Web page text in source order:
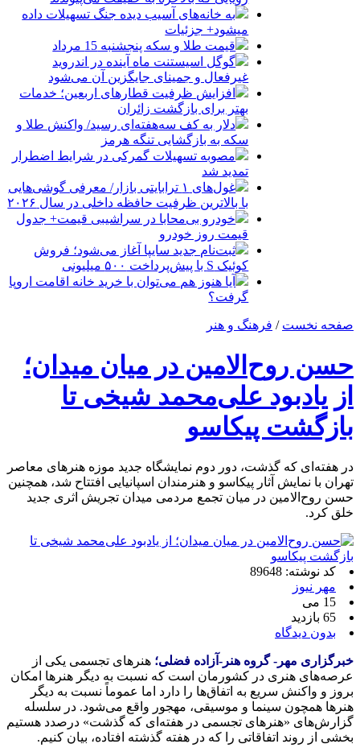
به خانه‌های آسیب دیده جنگ تسهیلات داده
میشود+ جزئیات
قیمت طلا و سکه پنجشنبه 15 مرداد
گوگل اسیستنت ماه آینده در اندروید
غیرفعال و جمینای جایگزین آن می‌شود
افزایش ظرفیت قطارهای اربعین؛ خدمات
بهتر برای بازگشت زائران
دلار به کف سه‌هفته‌ای رسید/ واکنش طلا و
سکه به بازگشایی تنگه هرمز
مصوبه تسهیلات گمرکی در شرایط اضطرار
تمدید شد
غول‌های ۱ ترابایتی بازار/ معرفی گوشی‌هایی
با بالاترین ظرفیت حافظه داخلی در سال ۲۰۲۶
خودرو بی‌محابا در سراشیبی قیمت+ جدول
قیمت روز خودرو
ثبت‌نام جدید سایپا آغاز می‌شود؛ فروش
کوئیک S با پیش‌پرداخت ۵۰۰ میلیونی
آیا هنوز هم می‌توان با خرید خانه اقامت اروپا
گرفت؟
صفحه نخست / فرهنگ و هنر
حسن روح‌الامین در میان میدان؛
از یادبود علی‌محمد شیخی تا
بازگشت پیکاسو
در هفته‌ای که گذشت، دور دوم نمایشگاه جدید موزه هنرهای معاصر
تهران با نمایش آثار پیکاسو و هنرمندان اسپانیایی افتتاح شد، همچنین
حسن روح‌الامین در میان تجمع مردمی میدان تجریش اثری جدید
خلق کرد.
کد نوشته: 89648
مهر نیوز
15 می
65 بازدید
بدون دیدگاه
خبرگزاری مهر- گروه هنر-آزاده فضلی؛ هنرهای تجسمی یکی از
عرصه‌های هنری در کشورمان است که نسبت به دیگر هنرها امکان
بروز و واکنش سریع به اتفاق‌ها را دارد اما عموماً نسبت به دیگر
هنرها همچون سینما و موسیقی، مهجور واقع می‌شود. در سلسله
گزارش‌های «هنرهای تجسمی در هفته‌ای که گذشت» درصدد هستیم
بخشی از روند اتفاقاتی را که در هفته گذشته افتاده، بیان کنیم.